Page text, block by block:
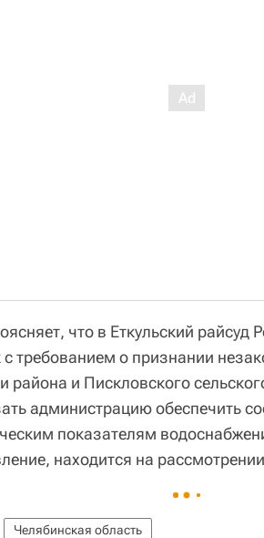
что в Еткульский
с требованием о признании
района и Пискловского
администрацию обеспечить
показателям
находится на
Челябинская область